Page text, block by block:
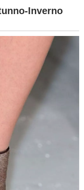
Inverno